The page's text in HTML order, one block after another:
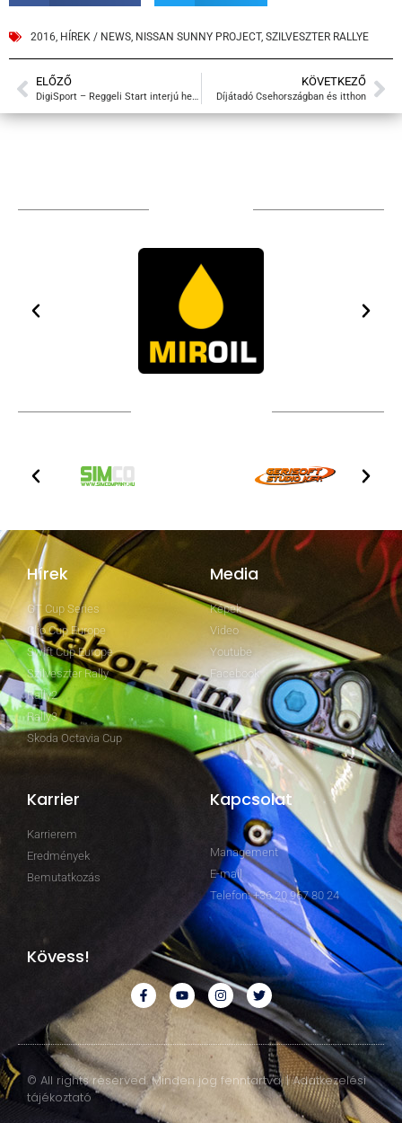
2016, HÍREK / NEWS, NISSAN SUNNY PROJECT, SZILVESZTER RALLYE
ELŐZŐ
DigiSport – Reggeli Start interjú helyesbítés
KÖVETKEZŐ
Díjátadó Csehországban és itthon
Hírek
GT Cup Series
Clio Cup Europe
Swift Cup Europe
Szilveszter Rally
Rally2
Rally3
Skoda Octavia Cup
Media
Képek
Video
Youtube
Facebook
Karrier
Karrierem
Eredmények
Bemutatkozás
Kapcsolat
Management
E-mail
Telefon: +36 20 967 80 24
Kövess!
© All rights reserved. Minden jog fenntartva. | Adatkezelési
tájékoztató